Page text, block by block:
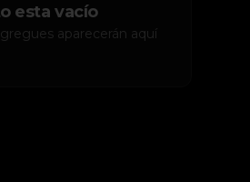
esta vacío
aparecerán aquí